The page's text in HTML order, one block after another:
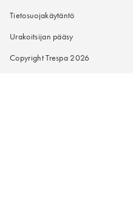
Tietosuojakäytäntö
Urakoitsijan pääsy
Copyright Trespa 2026